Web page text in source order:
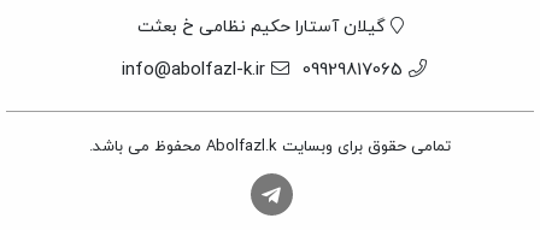
گیلان آستارا حکیم نظامی خ بعثت
09929817065
info@abolfazl-k.ir
تمامی حقوق برای وبسایت Abolfazl.k محفوظ می باشد.